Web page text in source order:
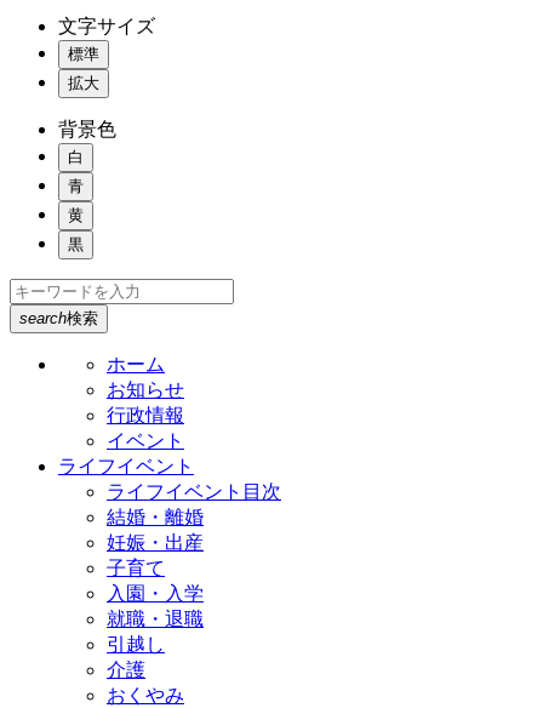
文字サイズ
標準
拡大
背景色
白
青
黄
黒
search検索
ホーム
お知らせ
行政情報
イベント
ライフイベント
ライフイベント目次
結婚・離婚
妊娠・出産
子育て
入園・入学
就職・退職
引越し
介護
おくやみ